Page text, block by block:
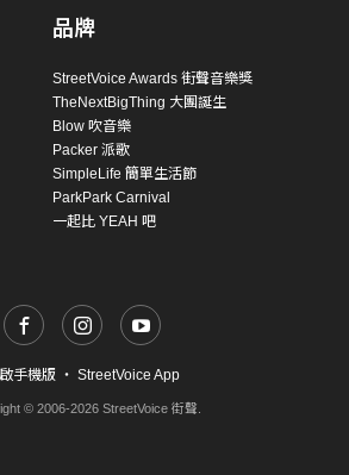
品牌
StreetVoice Awards 街聲音樂獎
TheNextBigThing 大團誕生
Blow 吹音樂
Packer 派歌
SimpleLife 簡單生活節
ParkPark Carnival
一起比 YEAH 吧
手機版 ・ StreetVoice App
© 2006-2026 StreetVoice 街聲.